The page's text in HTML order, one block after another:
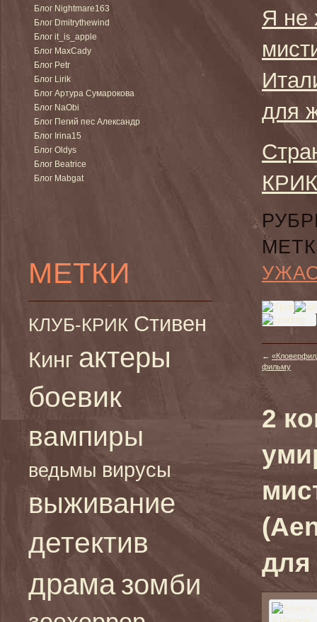
Блог Nightmare163
Блог Dmitrythewind
Блог it_is_apple
Блог MaxCady
Блог Petr
Блог Lirik
Блог Артура Сумарокова
Блог NaObi
Блог Пегий пес Александр
Блог Irina15
Блог Oldys
Блог Beatrice
Блог Mabgat
МЕТКИ
КЛУБ-КРИК Стивен
Кинг актеры
боевик
вампиры
ведьмы вирусы
выживание
детектив
драма зомби
Я не
для
←
фильму
2
для